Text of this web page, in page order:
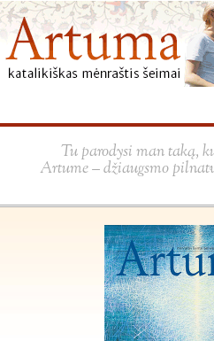
Tu parodysi man taką,
Artume – džiaugsmo